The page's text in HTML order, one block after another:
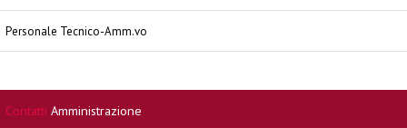
Personale Tecnico-Amm.vo
Contatti Amministrazione